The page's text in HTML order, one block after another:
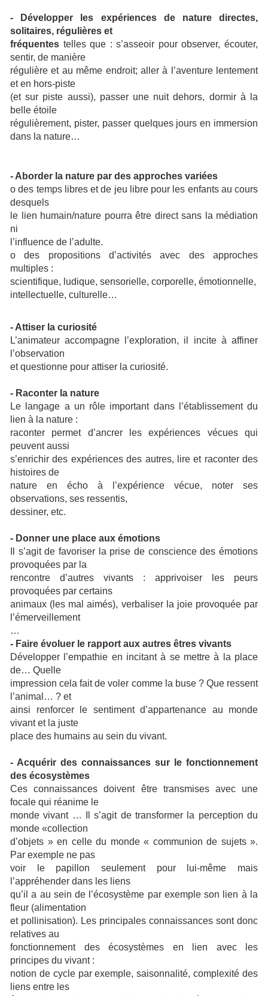
- Développer les expériences de nature directes,
solitaires, régulières et
fréquentes telles que : s’asseoir pour observer, écouter,
sentir, de manière
régulière et au même endroit; aller à l’aventure lentement
et en hors-piste
(et sur piste aussi), passer une nuit dehors, dormir à la
belle étoile
régulièrement, pister, passer quelques jours en immersion
dans la nature…
- Aborder la nature par des approches variées
o des temps libres et de jeu libre pour les enfants au cours
desquels
le lien humain/nature pourra être direct sans la médiation
ni
l’influence de l’adulte.
o des propositions d’activités avec des approches
multiples :
scientifique, ludique, sensorielle, corporelle, émotionnelle,
intellectuelle, culturelle…
- Attiser la curiosité
L’animateur accompagne l’exploration, il incite à affiner
l’observation
et questionne pour attiser la curiosité.
- Raconter la nature
Le langage a un rôle important dans l’établissement du
lien à la nature :
raconter permet d’ancrer les expériences vécues qui
peuvent aussi
s’enrichir des expériences des autres, lire et raconter des
histoires de
nature en écho à l’expérience vécue, noter ses
observations, ses ressentis,
dessiner, etc.
- Donner une place aux émotions
Il s’agit de favoriser la prise de conscience des émotions
provoquées par la
rencontre d’autres vivants : apprivoiser les peurs
provoquées par certains
animaux (les mal aimés), verbaliser la joie provoquée par
l’émerveillement
…
- Faire évoluer le rapport aux autres êtres vivants
Développer l’empathie en incitant à se mettre à la place
de… Quelle
impression cela fait de voler comme la buse ? Que ressent
l’animal… ? et
ainsi renforcer le sentiment d’appartenance au monde
vivant et la juste
place des humains au sein du vivant.
- Acquérir des connaissances sur le fonctionnement
des écosystèmes
Ces connaissances doivent être transmises avec une
focale qui réanime le
monde vivant … Il s’agit de transformer la perception du
monde «collection
d’objets » en celle du monde « communion de sujets ».
Par exemple ne pas
voir le papillon seulement pour lui-même mais
l’appréhender dans les liens
qu’il a au sein de l’écosystème par exemple son lien à la
fleur (alimentation
et pollinisation). Les principales connaissances sont donc
relatives au
fonctionnement des écosystèmes en lien avec les
principes du vivant :
notion de cycle par exemple, saisonnalité, complexité des
liens entre les